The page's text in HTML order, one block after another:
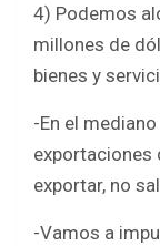
4) Podemos
millones de
bienes y
-En el
exportaciones
exportar, no
-Vamos a